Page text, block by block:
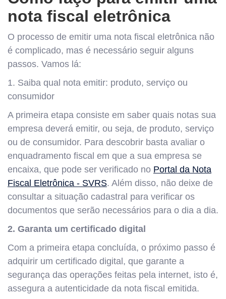
nota fiscal eletrônica
O processo de emitir uma nota fiscal eletrônica não
é complicado, mas é necessário seguir alguns
passos. Vamos lá:
1. Saiba qual nota emitir: produto, serviço ou
consumidor
A primeira etapa consiste em saber quais notas sua
empresa deverá emitir, ou seja, de produto, serviço
ou de consumidor. Para descobrir basta avaliar o
enquadramento fiscal em que a sua empresa se
encaixa, que pode ser verificado no Portal da Nota
Fiscal Eletrônica - SVRS. Além disso, não deixe de
consultar a situação cadastral para verificar os
documentos que serão necessários para o dia a dia.
2. Garanta um certificado digital
Com a primeira etapa concluída, o próximo passo é
adquirir um certificado digital, que garante a
segurança das operações feitas pela internet, isto é,
assegura a autenticidade da nota fiscal emitida.